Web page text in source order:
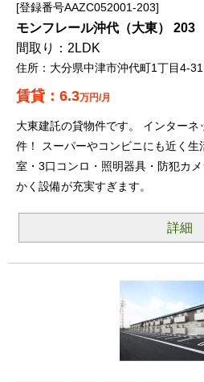
登録番号AAZC052001-203
モンフレール沖代（大東） 203
2LDK
大分県中津市沖代町1丁目4-31
6.3万円/月
大東建託の貸物件です。 インター
件！ スーパーやコンビニにも近く生
室・3口コンロ・照明器具・防犯カ
かく設備が充実すぎます。
詳細